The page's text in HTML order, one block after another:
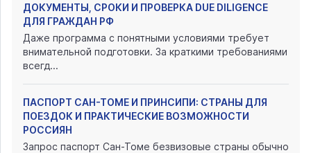
ДОКУМЕНТЫ, СРОКИ И ПРОВЕРКА DUE DILIGENCE
ДЛЯ ГРАЖДАН РФ
Даже программа с понятными условиями требует
внимательной подготовки. За краткими требованиями
всегд...
ПАСПОРТ САН-ТОМЕ И ПРИНСИПИ: СТРАНЫ ДЛЯ
ПОЕЗДОК И ПРАКТИЧЕСКИЕ ВОЗМОЖНОСТИ
РОССИЯН
Запрос паспорт Сан-Томе безвизовые страны обычно